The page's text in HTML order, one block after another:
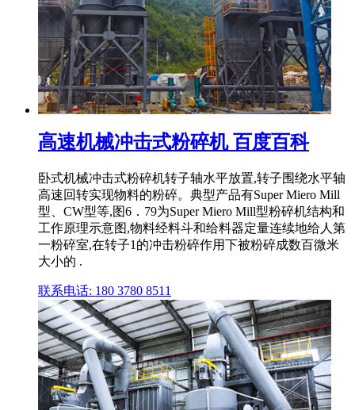
高速机械冲击式粉碎机 百度百科
卧式机械冲击式粉碎机转子轴水平放置,转子围绕水平轴
高速回转实现物料的粉碎。典型产品有Super Miero Mill
型、CW型等,图6．79为Super Miero Mill型粉碎机结构和
工作原理示意图,物料经料斗和给料器定量连续地给人第
一粉碎室,在转子1的冲击粉碎作用下被粉碎成数百微米
大小的 .
联系电话: 180 3780 8511